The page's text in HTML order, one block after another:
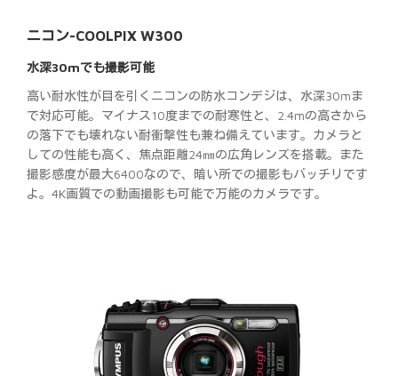
ニコン-COOLPIX W300
水深30mでも撮影可能
高い耐水性が目を引くニコンの防水コンデジは、水深30mま
で対応可能。マイナス10度までの耐寒性と、2.4mの高さから
の落下でも壊れない耐衝撃性も兼ね備えています。カメラと
しての性能も高く、焦点距離24㎜の広角レンズを搭載。また
撮影感度が最大6400なので、暗い所での撮影もバッチリです
よ。4K画質での動画撮影も可能で万能のカメラです。